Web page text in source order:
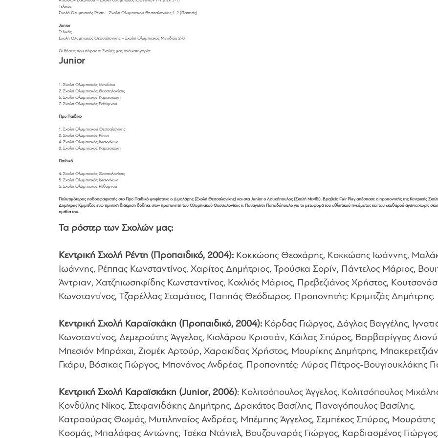
Τελικός
Σχολή Ολυμπιακός Ρέντη – Σχολή Ολυμπιακού Θεσσαλονίκης 1-2 (Παππάς)
Junior
Τελικός
Σχολή Ολυμπιακός Θεσσαλονίκης – Σχολή Ολυμπιακός Μενιδίου 2-8
Οι θέσεις που πήραν οι Σχολές μας ανά κατηγορία:
Junior
1. Σχολή Ολυμπιακός Μενιδίου
2. Σχολή Ολυμπιακός Θεσσαλονίκης
6. Σχολή Ολυμπιακός Καραϊσκάκη
7. Σχολή Ολυμπιακός Ρεθύμνου
Προ Παιδικό
1. Σχολή Ολυμπιακού Θεσσαλονίκης
2. Σχολή Ολυμπιακός Ρέντη
4. Σχολή Ολυμπιακός Ιωαννίνων
8. Σχολή Ολυμπιακός Καραϊσκάκη
Παιδικό
4. Σχολή Ολυμπιακός Θεσσαλονίκης
5. Σχολή Ολυμπιακός Ιωαννίνων
6. Σχολή Ολυμπιακός Ρεθύμνου
Πολυτιμότερος ποδοσφαιριστής στο Προ Παιδικό ψηφίστηκε ο Διμολάρης (Σχολή Θεσσαλονίκης) και στα Junior ο Λουκόπουλος (Σχολή Μενίδι). Βραβείο Fair Play απέσπασε ο προπονητής της Κεντρικής
Δημήτρης Κριμιτζάς ενώ τιμητική διάκριση δόθηκε στον προπονητή του Ολυμπιακού Θεσσαλονίκης κ. Παναγιώτη Παπαδόπουλο για τη μεταφορά του αθλητικού πνεύματος και του «καθαρού αγώνα χωρίς
ομάδα του.
Τα ρόστερ των Σχολών μας:
Κεντρική Σχολή Ρέντη (Προπαιδικό, 2004): Κοκκώσης Θεοχάρης, Κοκκώσης Ιωάννης,
Ιωάννης, Ρέππας Κωνσταντίνος, Χαρίτος Δημήτριος, Τρούσκα Σορίν, Πάντελος Μάριος,
Άντριαν, Χατζηιωσηφίδης Κωνσταντίνος, Κοχλιός Μάριος, Πρεβεζιάνος Χρήστος,
Κωνσταντίνος, Τζαρέλλας Σταμάτιος, Παππάς Θεόδωρος. Προπονητής: Κριμιτζάς Δημήτρης.
Κεντρική Σχολή Καραϊσκάκη (Προπαιδικό, 2004): Κόρδας Γιώργος, Δάγλας Βαγγέλης,
Κωνσταντίνος, Δεμερούτης Άγγελος, Κισλάρου Κριστιάν, Κάιλας Σπύρος, Βαρβαρίγγος
Μπεσιόν Μπράχαι, Ζιομέκ Αρτούρ, Χαρακίδας Χρήστος, Μουρίκης Δημήτρης, Μπακερετζιάν
Γκάρυ, Βόσικας Γιώργος, Μπονάνος Ανδρέας. Προπονητές: Λύρας Πέτρος-Βουγιουκλάκης
Κεντρική Σχολή Καραϊσκάκη (Junior, 2006): Κολιτσόπουλος Άγγελος, Κολιτσόπουλος
Κονδύλης Νίκος, Στεφανιδάκης Δημήτρης, Δρακάτος Βασίλης, Παναγόπουλος Βασίλης,
Κατραούρας Θωμάς, Μυτιληναίος Ανδρέας, Μπέμπης Άγγελος, Σεμπέκος Σπύρος, Μουράτης
Κοσμάς, Μπαλάφας Αντώνης, Τσέκα Ντάνιελ, Βουζουναράς Γιώργος, Καρδιασμένος Γιώργος.